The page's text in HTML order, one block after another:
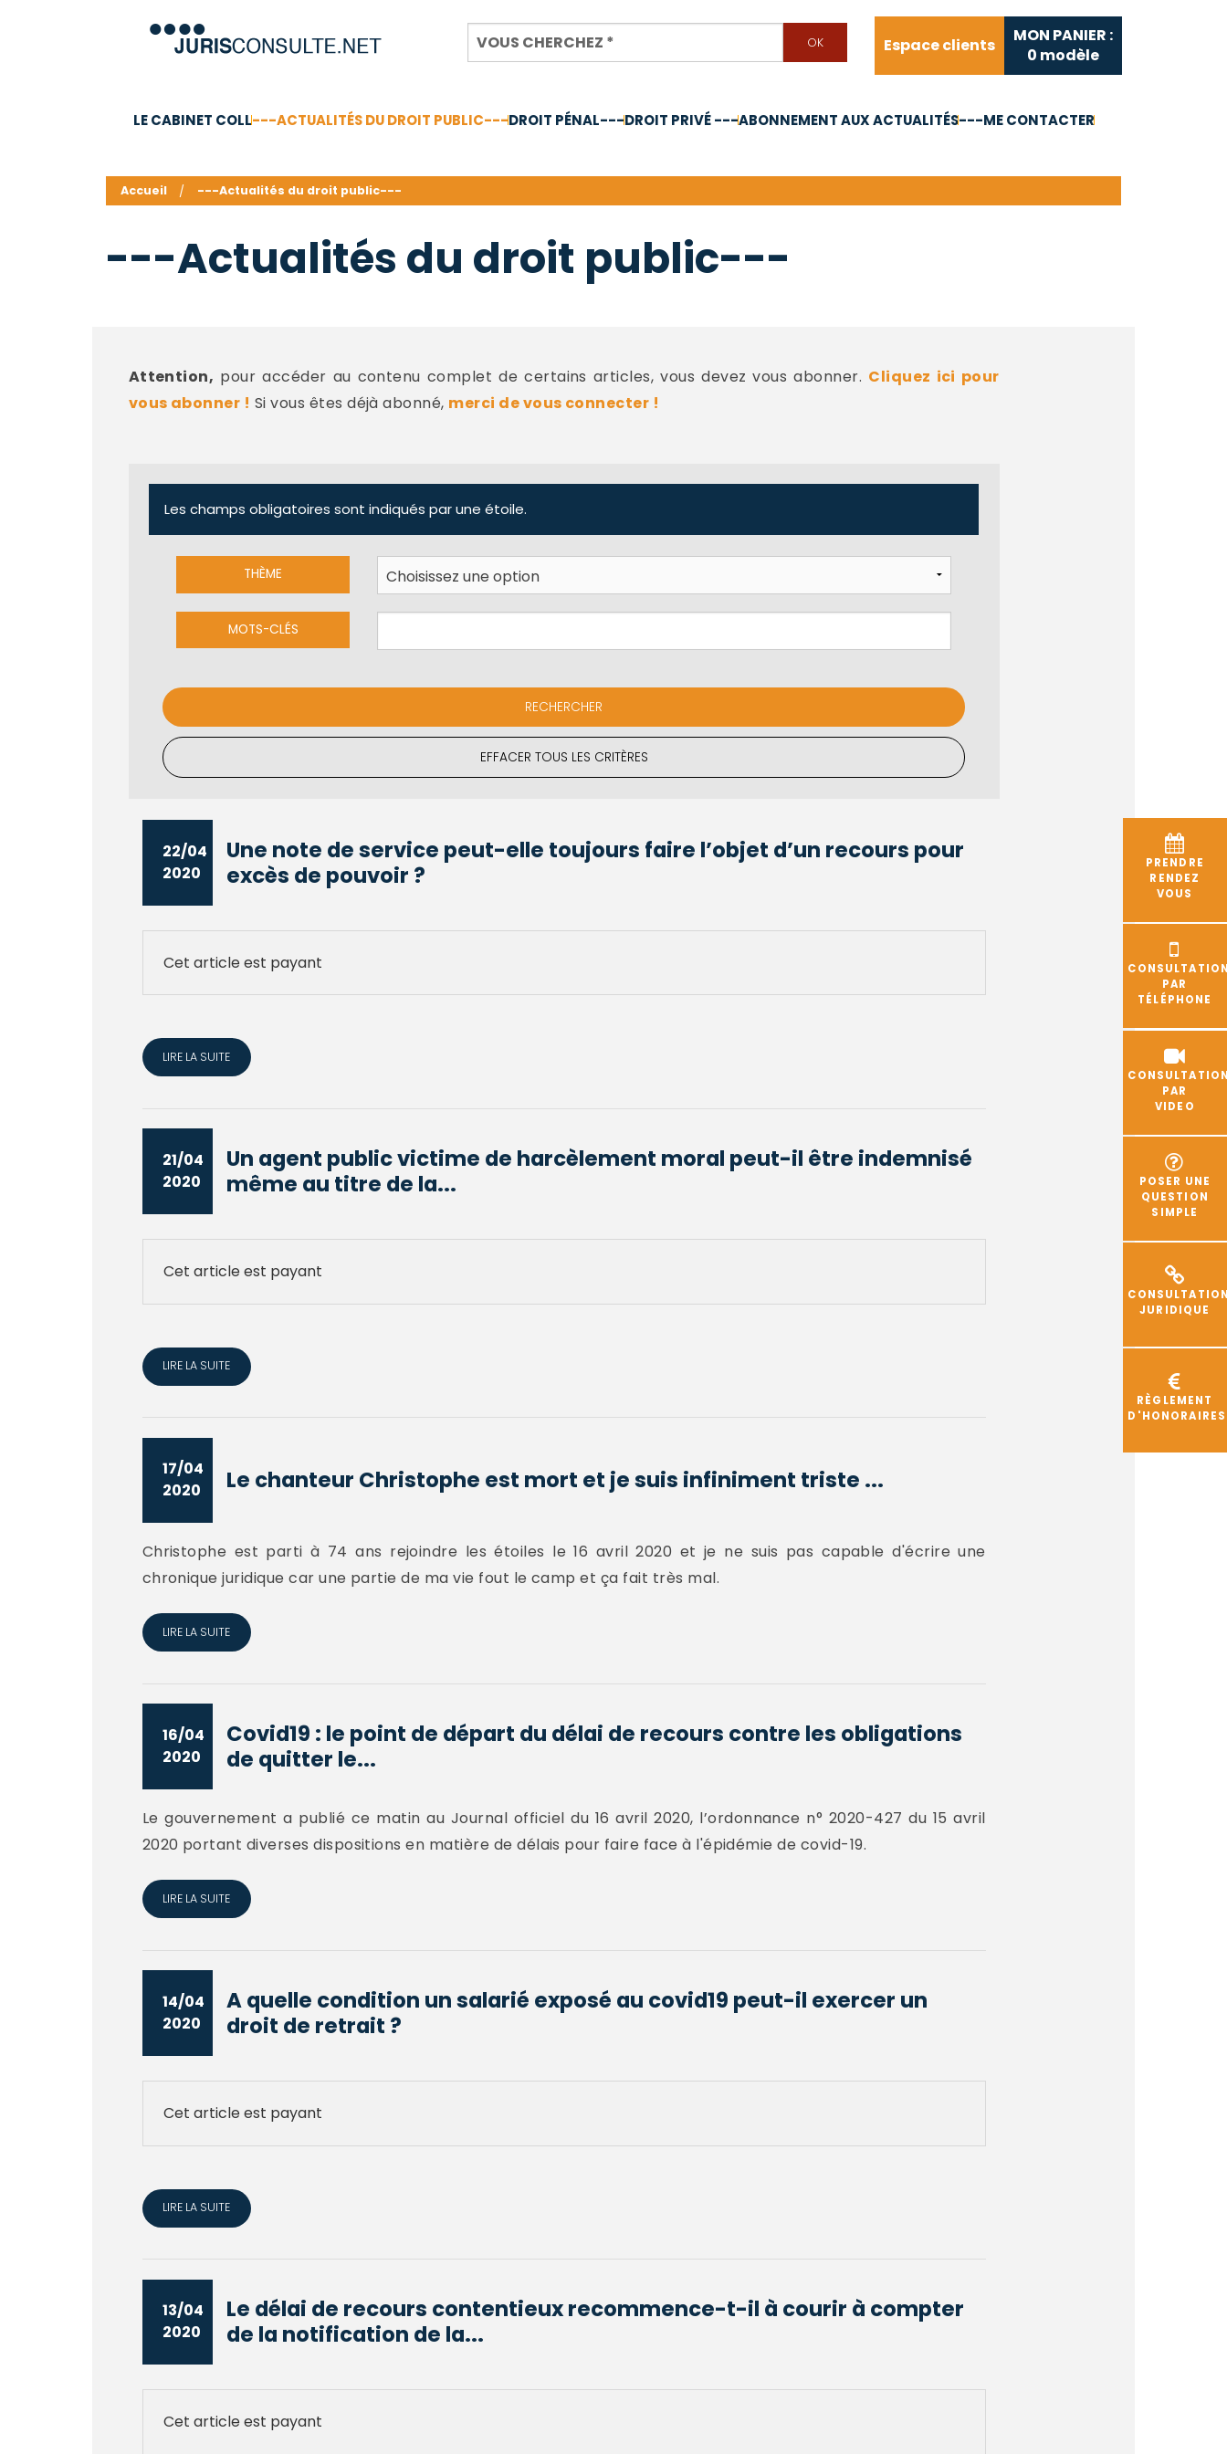
Espace clients
MON PANIER :
0 modèle
LE CABINET COLL---ACTUALITÉS DU DROIT PUBLIC---DROIT PÉNAL---DROIT PRIVÉ ---ABONNEMENT AUX ACTUALITÉS---ME CONTACTER
PRENDRE
RENDEZ
VOUS
PAR
TÉLÉPHONE
PAR
VIDEO
POSER UNE
QUESTION
SIMPLE
JURIDIQUE
RÈGLEMENT
D'HONORAIRES
Accueil ---Actualités du droit public---
---Actualités du droit public---
Attention, pour accéder au contenu complet de certains articles, vous devez vous abonner. Cliquez ici pour
vous abonner ! Si vous êtes déjà abonné, merci de vous connecter !
Les champs obligatoires sont indiqués par une étoile.
THÈME
MOTS-CLÉS
EFFACER TOUS LES CRITÈRES
22/04
2020
Une note de service peut-elle toujours faire l’objet d’un recours pour
excès de pouvoir ?
Cet article est payant
LIRE LA SUITE
21/04
2020
Un agent public victime de harcèlement moral peut-il être indemnisé
même au titre de la...
Cet article est payant
LIRE LA SUITE
17/04
2020
Le chanteur Christophe est mort et je suis infiniment triste ...
Christophe est parti à 74 ans rejoindre les étoiles le 16 avril 2020 et je ne suis pas capable d'écrire une
chronique juridique car une partie de ma vie fout le camp et ça fait très mal.
LIRE LA SUITE
16/04
2020
Covid19 : le point de départ du délai de recours contre les obligations
de quitter le...
Le gouvernement a publié ce matin au Journal officiel du 16 avril 2020, l’ordonnance n° 2020-427 du 15 avril
2020 portant diverses dispositions en matière de délais pour faire face à l'épidémie de covid-19.
LIRE LA SUITE
14/04
2020
A quelle condition un salarié exposé au covid19 peut-il exercer un
droit de retrait ?
Cet article est payant
LIRE LA SUITE
13/04
2020
Le délai de recours contentieux recommence-t-il à courir à compter
de la notification de la...
Cet article est payant